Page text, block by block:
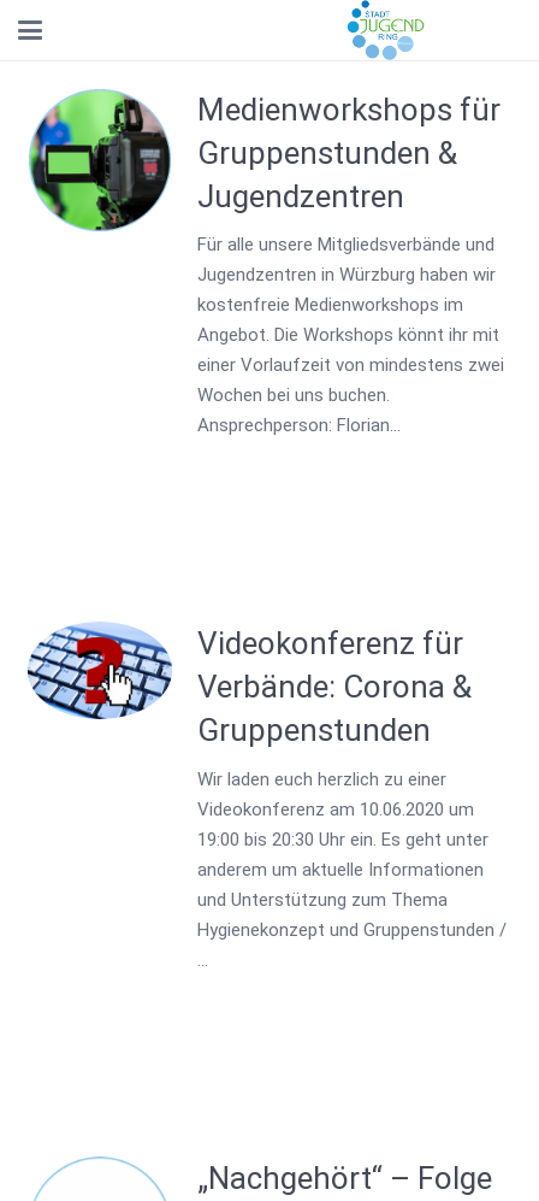
Medienworkshops für
Gruppenstunden &
Jugendzentren
Für alle unsere Mitgliedsverbände und
Jugendzentren in Würzburg haben wir
kostenfreie Medienworkshops im
Angebot. Die Workshops könnt ihr mit
einer Vorlaufzeit von mindestens zwei
Wochen bei uns buchen.
Ansprechperson: Florian…
Videokonferenz für
Verbände: Corona &
Gruppenstunden
Wir laden euch herzlich zu einer
Videokonferenz am 10.06.2020 um
19:00 bis 20:30 Uhr ein. Es geht unter
anderem um aktuelle Informationen
und Unterstützung zum Thema
Hygienekonzept und Gruppenstunden /
„Nachgehört“ – Folge